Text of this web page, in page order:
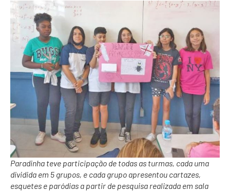
Paradinha teve participação de todas as turmas, cada uma
dividida em 5 grupos, e cada grupo apresentou cartazes,
esquetes e paródias a partir de pesquisa realizada em sala